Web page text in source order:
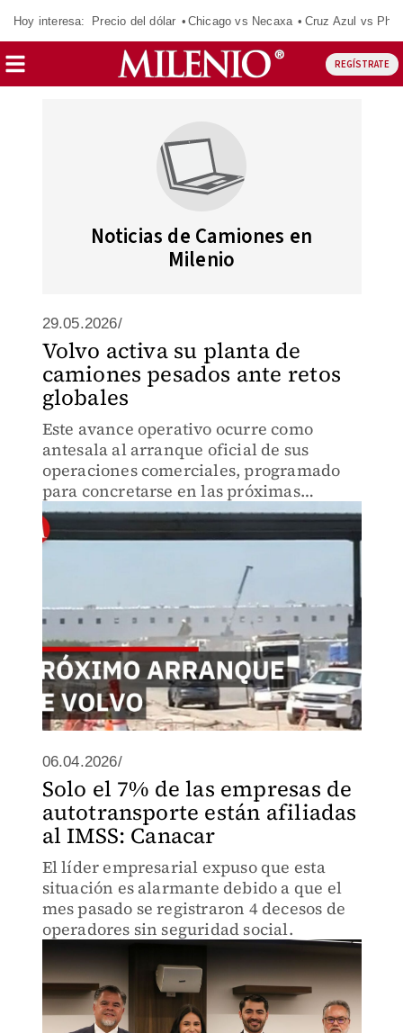
Hoy interesa: Precio del dólar Chicago vs Necaxa Cruz Azul vs
REGÍSTRATE
Noticias de Camiones en
Milenio
29.05.2026/
Volvo activa su planta de
camiones pesados ante retos
globales
Este avance operativo ocurre como
antesala al arranque oficial de sus
operaciones comerciales, programado
para concretarse en las próximas
semanas en el marco del prestigioso
Global Transportation Innovation
Summit.
06.04.2026/
Solo el 7% de las empresas de
autotransporte están afiliadas
al IMSS: Canacar
El líder empresarial expuso que esta
situación es alarmante debido a que el
mes pasado se registraron 4 decesos de
operadores sin seguridad social.